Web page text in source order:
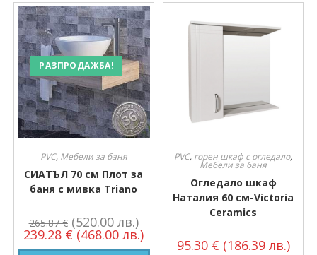
РАЗПРОДАЖБА!
PVC, Мебели за баня
СИАТЪЛ 70 см Плот за
баня с мивка Triano
265.87€ (520.00 лв.)
239.28 € (468.00 лв.)
PVC, горен шкаф с огледало,
Мебели за баня
Огледало шкаф
Наталия 60 см-Victoria
Ceramics
95.30 € (186.39 лв.)